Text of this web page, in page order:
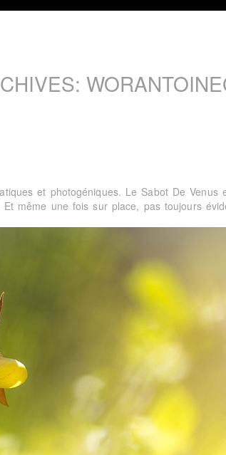
et photogéniques. Le Sabot De Venus
même une fois sur place, pas toujours